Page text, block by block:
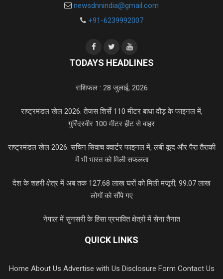
newsdnnindia@gmail.com
+91-6239992007
TODAYS HEADLINES
राशिफल : 28 जुलाई, 2026
राष्ट्रमंडल खेल 2026: तेजस शिर्से 110 मीटर बाधा दौड़ के फाइनल में,
गुरिंदरवीर 100 मीटर हीट से बाहर
राष्ट्रमंडल खेल 2026: सचिन सिवाच क्वार्टर फाइनल में, लंबी कूद और पैरा तैराकी
में भी भारत को मिली सफलता
देश के शहरी क्षेत्र में अब तक 127.68 लाख घरों को मिली मंजूरी, 99.07 लाख
लोगों को सौंपे गए
नेपाल में सुनसरी के हिंसा प्रभावित क्षेत्रों में सेना तैनात
QUICK LINKS
Home About Us Advertise with Us Disclosure Form Contact Us